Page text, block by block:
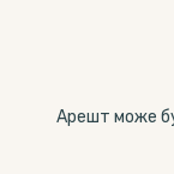
Арешт може